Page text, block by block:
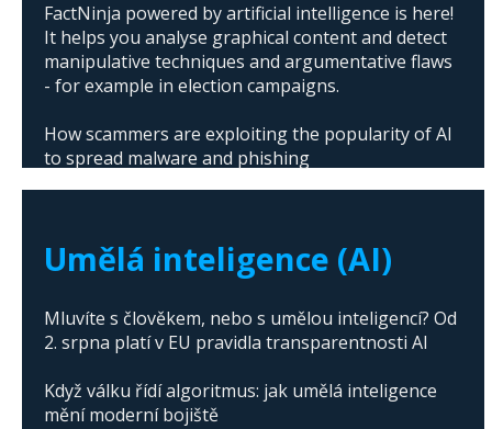
FactNinja powered by artificial intelligence is here!
It helps you analyse graphical content and detect
manipulative techniques and argumentative flaws
- for example in election campaigns.
How scammers are exploiting the popularity of AI
to spread malware and phishing
Umělá inteligence (AI)
Mluvíte s člověkem, nebo s umělou inteligencí? Od
2. srpna platí v EU pravidla transparentnosti AI
Když válku řídí algoritmus: jak umělá inteligence
mění moderní bojiště